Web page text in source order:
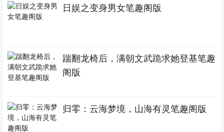
日娱之变身男女笔趣阁版
踹翻龙椅后，满朝文武跪求她登基笔趣
阁版
归零：云海梦境，山海有灵笔趣阁版